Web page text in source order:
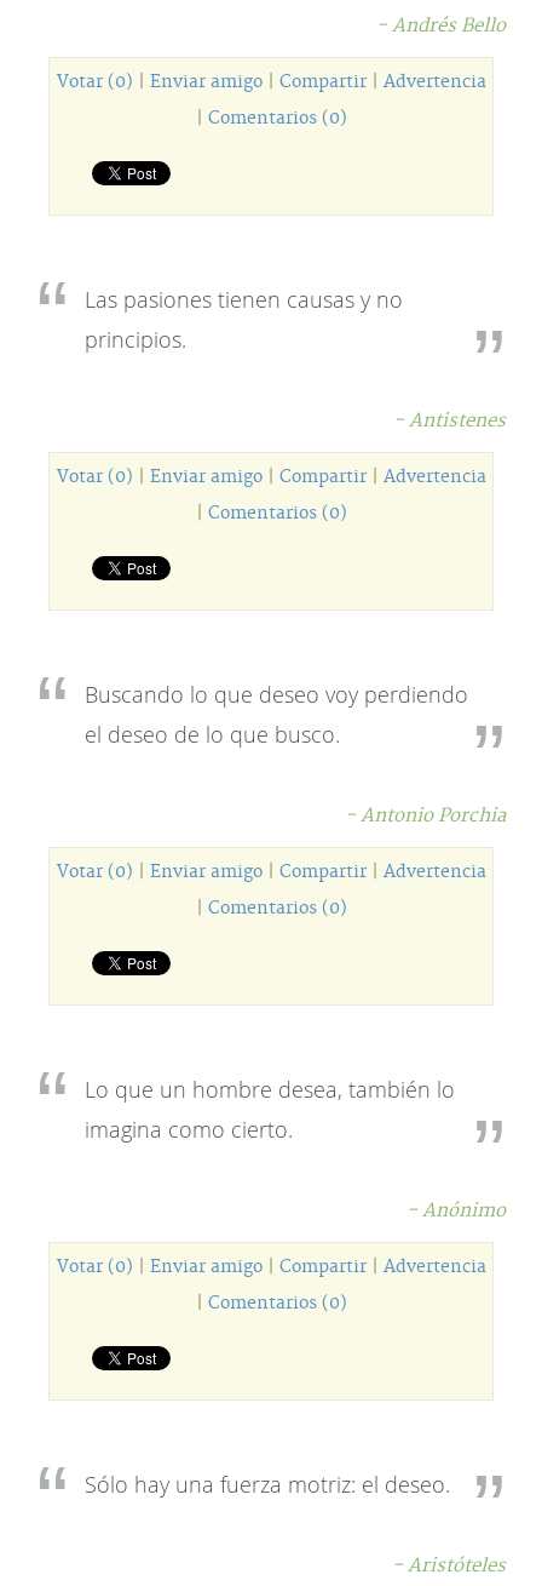
- Andrés Bello
Votar (0) Enviar amigo| Compartir| Advertencia
Comentarios (0)
Las pasiones tienen causas y no
principios.
- Antistenes
Votar (0) Enviar amigo| Compartir| Advertencia
Comentarios (0)
Buscando lo que deseo voy perdiendo
el deseo de lo que busco.
- Antonio Porchia
Votar (0) Enviar amigo| Compartir| Advertencia
Comentarios (0)
Lo que un hombre desea, también lo
imagina como cierto.
- Anónimo
Votar (0) Enviar amigo| Compartir| Advertencia
Comentarios (0)
Sólo hay una fuerza motriz: el deseo.
- Aristóteles